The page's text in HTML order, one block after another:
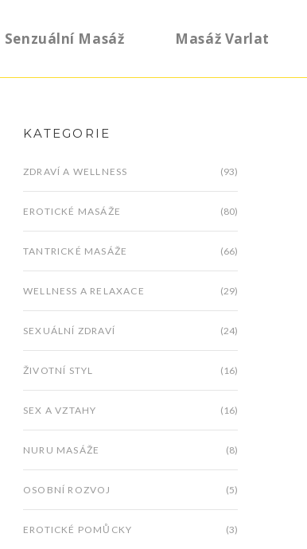
Senzuální Masáž Masáž Varlat
KATEGORIE
ZDRAVÍ A WELLNESS (93)
EROTICKÉ MASÁŽE (80)
TANTRICKÉ MASÁŽE (66)
WELLNESS A RELAXACE (29)
SEXUÁLNÍ ZDRAVÍ (24)
ŽIVOTNÍ STYL (16)
SEX A VZTAHY (16)
NURU MASÁŽE (8)
OSOBNÍ ROZVOJ (5)
EROTICKÉ POMŮCKY (3)